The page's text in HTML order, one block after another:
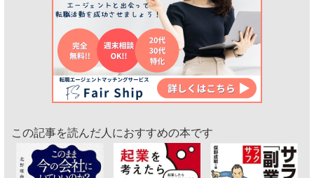
この記事を読んだ人におすすめの本です